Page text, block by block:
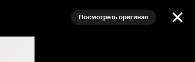
Посмотреть оригинал